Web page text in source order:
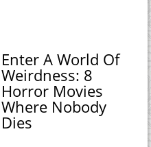
Enter A World Of
Weirdness: 8
Horror Movies
Where Nobody
Dies